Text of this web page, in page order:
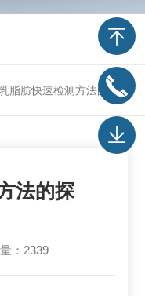
脂肪快速检测方法的探讨！！
法的探
：2339